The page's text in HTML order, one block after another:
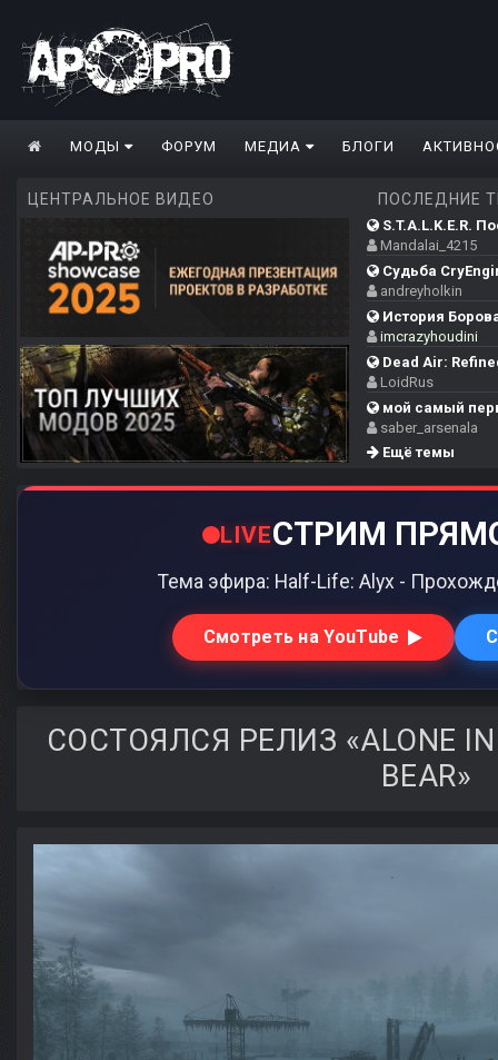
МОДЫ ФОРУМ МЕДИА БЛОГИ
ЦЕНТРАЛЬНОЕ ВИДЕО ПОСЛЕДНИЕ
S.T.A.L.K.E.R.
Mandalai_4215
Судьба
andreyholkin
История
imcrazyhoudini
Dead Air:
LoidRus
мой самый
saber_arsenala
Ещё темы
LIVEСТРИМ
Тема эфира: Half-Life: Alyx -
Смотреть на YouTube
СОСТОЯЛСЯ РЕЛИЗ «ALONE IN
BEAR»